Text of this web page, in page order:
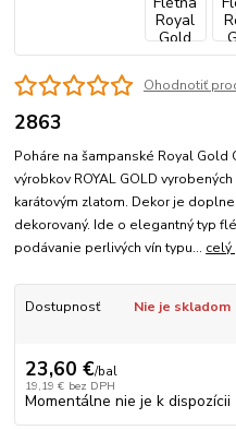
Ohodnotiť
2863
Poháre na šampanské Royal
výrobkov ROYAL GOLD
karátovým zlatom. Dekor je
dekorovaný. Ide o elegantný typ
podávanie perlivých vín typu... celý
Dostupnosť Nie je skladom
23,60 €/bal
19,19 € bez DPH
Momentálne nie je k dispozícii